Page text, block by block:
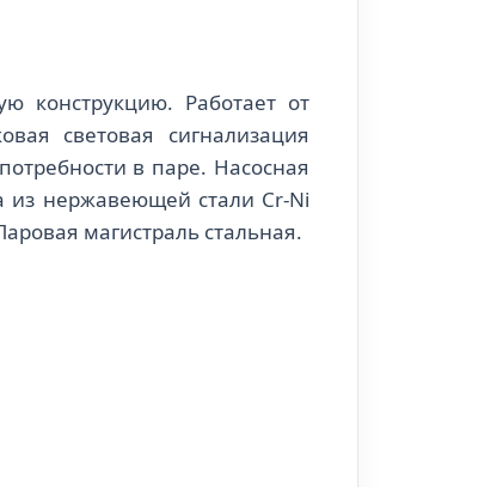
конструкцию. Работает от
световая сигнализация
в паре. Насосная
из нержавеющей стали Cr-Ni
магистраль стальная.